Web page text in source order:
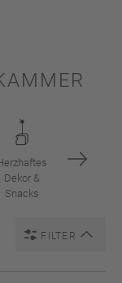
Dekor &
Snacks
FILTER